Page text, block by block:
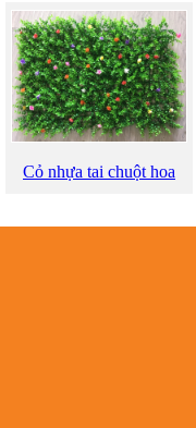
Cỏ nhựa tai chuột hoa